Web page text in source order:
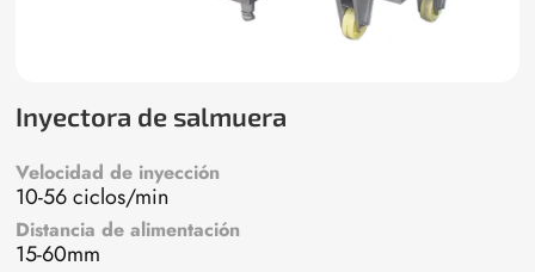
Inyectora de salmuera
Velocidad de inyección
10-56 ciclos/min
Distancia de alimentación
15-60mm